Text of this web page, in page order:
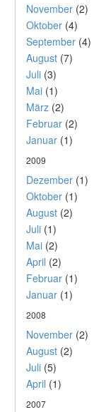
November (2)
Oktober (4)
September (4)
August (7)
Juli (3)
Mai (1)
März (2)
Februar (2)
Januar (1)
2009
Dezember (1)
Oktober (1)
August (2)
Juli (1)
Mai (2)
April (2)
Februar (1)
Januar (1)
2008
November (2)
August (2)
Juli (5)
April (1)
2007